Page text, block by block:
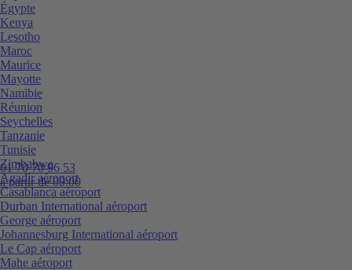
01 70 70 96 53
à partir de 09:00
Égypte
Kenya
Lesotho
Maroc
Maurice
Mayotte
Namibie
Réunion
Seychelles
Tanzanie
Tunisie
Zimbabwe
Agadir aéroport
Casablanca aéroport
Durban International aéroport
George aéroport
Johannesburg International aéroport
Le Cap aéroport
Mahe aéroport